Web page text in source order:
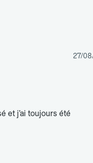
27/
et j’ai toujours été